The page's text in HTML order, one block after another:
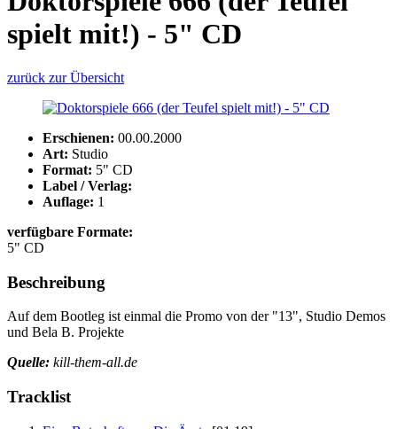
spielt mit!) - 5" CD
zurück zur Übersicht
Erschienen: 00.00.2000
Art: Studio
Format: 5" CD
Label / Verlag:
Auflage: 1
verfügbare Formate:
5" CD
Beschreibung
Auf dem Bootleg ist einmal die Promo von der "13", Studio Demos
und Bela B. Projekte
Quelle: kill-them-all.de
Tracklist